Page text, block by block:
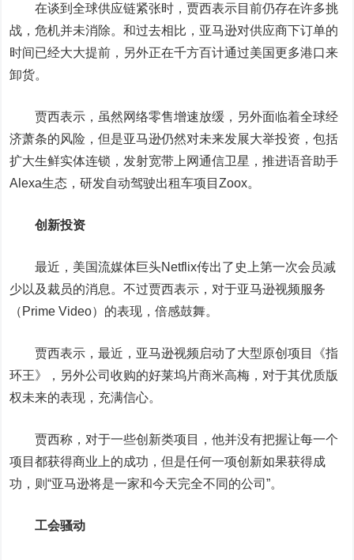
在谈到全球供应链紧张时，贾西表示目前仍存在许多挑
战，危机并未消除。和过去相比，亚马逊对供应商下订单的
时间已经大大提前，另外正在千方百计通过美国更多港口来
卸货。
贾西表示，虽然网络零售增速放缓，另外面临着全球经
济萧条的风险，但是亚马逊仍然对未来发展大举投资，包括
扩大生鲜实体连锁，发射宽带上网通信卫星，推进语音助手
Alexa生态，研发自动驾驶出租车项目Zoox。
创新投资
最近，美国流媒体巨头Netflix传出了史上第一次会员减
少以及裁员的消息。不过贾西表示，对于亚马逊视频服务
（Prime Video）的表现，倍感鼓舞。
贾西表示，最近，亚马逊视频启动了大型原创项目《指
环王》，另外公司收购的好莱坞片商米高梅，对于其优质版
权未来的表现，充满信心。
贾西称，对于一些创新类项目，他并没有把握让每一个
项目都获得商业上的成功，但是任何一项创新如果获得成
功，则“亚马逊将是一家和今天完全不同的公司”。
工会骚动